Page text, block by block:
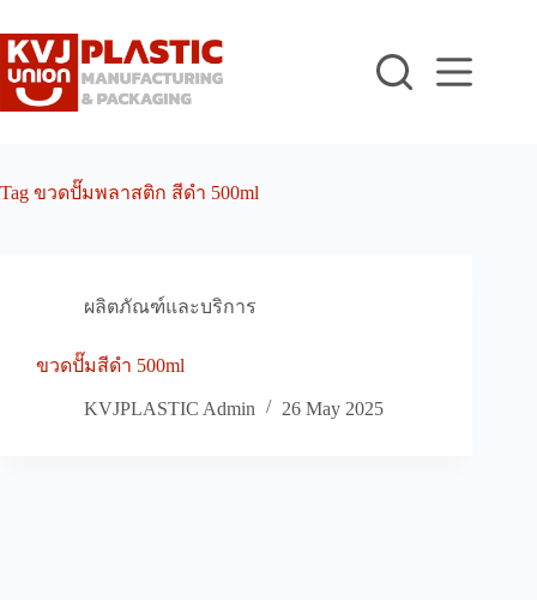
to
content
Tag ขวดปั๊มพลาสติก สีดำ 500ml
ผลิตภัณฑ์และบริการ
ขวดปั๊มสีดำ 500ml
KVJPLASTIC Admin 26 May 2025